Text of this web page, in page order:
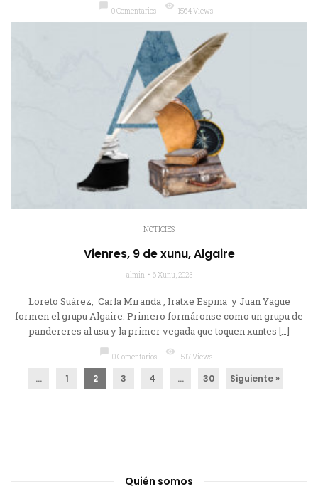
chat_bubble
0 Comentarios
visibility
1564 Views
NOTICIES
Vienres, 9 de xunu, Algaire
almin 6 Xunu, 2023
Loreto Suárez, Carla Miranda , Iratxe Espina y Juan Yagüe
formen el grupu Algaire. Primero formáronse como un grupu de
pandereres al usu y la primer vegada que toquen xuntes […]
0 Comentarios
visibility
1517 Views
... 1 2 3 4 … 30 Siguiente »
Quién somos